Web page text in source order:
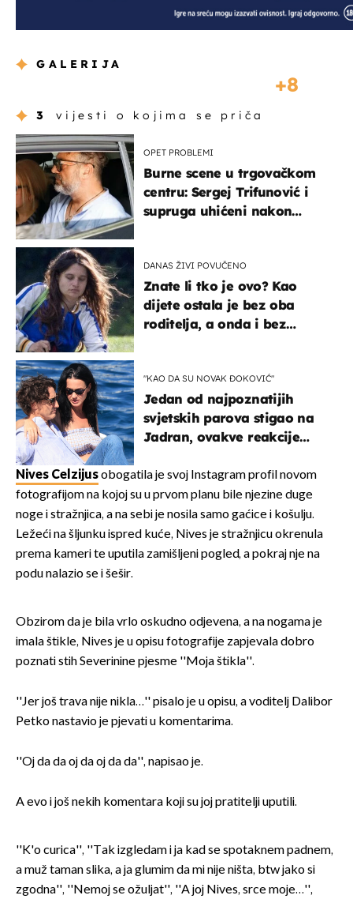
GALERIJA
8
3 vijesti o kojima se priča
OPET PROBLEMI
Burne scene u trgovačkom
centru: Sergej Trifunović i
supruga uhićeni nakon
DANAS ŽIVI POVUČENO
Znate li tko je ovo? Kao
dijete ostala je bez oba
roditelja, a onda i bez
"KAO DA SU NOVAK ĐOKOVIĆ"
Jedan od najpoznatijih
svjetskih parova stigao na
Jadran, ovakve reakcije
Nives Celzijusobogatila je svoj Instagram profil novom
fotografijom na kojoj su u prvom planu bile njezine duge
noge i stražnjica, a na sebi je nosila samo gaćice i košulju.
Ležeći na šljunku ispred kuće, Nives je stražnjicu okrenula
prema kameri te uputila zamišljeni pogled, a pokraj nje na
podu nalazio se i šešir.
Obzirom da je bila vrlo oskudno odjevena, a na nogama je
imala štikle, Nives je u opisu fotografije zapjevala dobro
poznati stih Severinine pjesme ''Moja štikla''.
''Jer još trava nije nikla…'' pisalo je u opisu, a voditelj Dalibor
Petko nastavio je pjevati u komentarima.
''Oj da da oj da oj da da'', napisao je.
A evo i još nekih komentara koji su joj pratitelji uputili.
''K'o curica'', ''Tak izgledam i ja kad se spotaknem padnem,
a muž taman slika, a ja glumim da mi nije ništa, btw jako si
zgodna'', ''Nemoj se ožuljat'', ''A joj Nives, srce moje…'',